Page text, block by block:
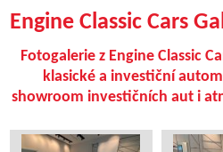
Engine Classic Cars
Fotogalerie z Engine Classic
klasické a investiční
showroom investičních aut i